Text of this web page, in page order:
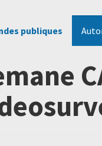
publiques